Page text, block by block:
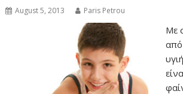
August 5, 2013 Paris Petrou
Με